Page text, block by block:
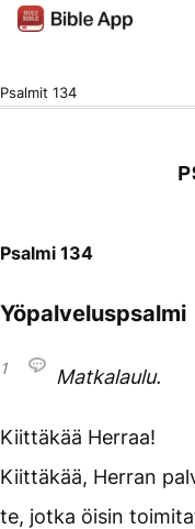
Psalmit 134
Psalmi 134
Yöpalveluspsalmi
1 Matkalaulu.
Kiittäkää Herraa!
Kiittäkää, Herran
te, jotka öisin